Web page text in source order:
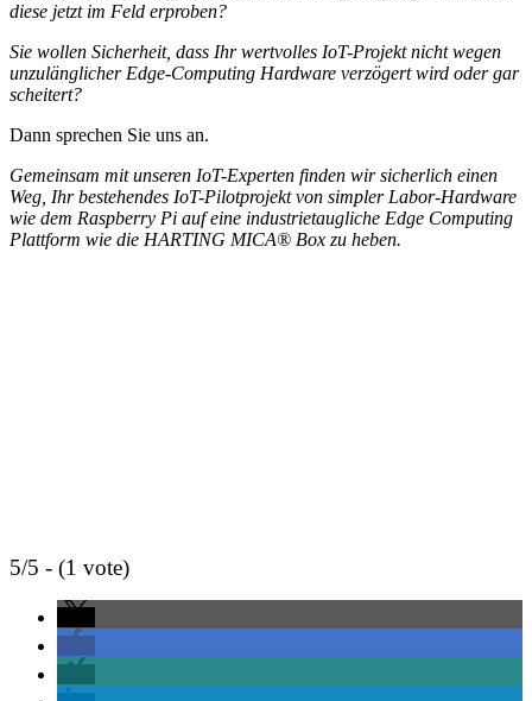
diese jetzt im Feld erproben?
Sie wollen Sicherheit, dass Ihr wertvolles IoT-Projekt nicht wegen
unzulänglicher Edge-Computing Hardware verzögert wird oder gar
scheitert?
Dann sprechen Sie uns an.
Gemeinsam mit unseren IoT-Experten finden wir sicherlich einen
Weg, Ihr bestehendes IoT-Pilotprojekt von simpler Labor-Hardware
wie dem Raspberry Pi auf eine industrietaugliche Edge Computing
Plattform wie die HARTING MICA® Box zu heben.
5/5 - (1 vote)